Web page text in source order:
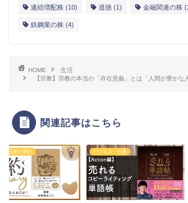
連続増配株 (10) 道徳 (1) 金融関連の株
鉄鋼業の株 (4)
HOME
生活
【宗教】宗教の本当の「存在意義」とは「人間が豊かな
関連記事はこちら
ビジネス・仕事 生活